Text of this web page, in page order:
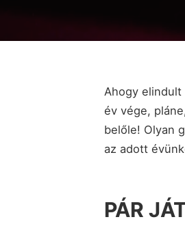
Ahogy elindult
év vége,
belőle! Olyan
az adott
PÁR